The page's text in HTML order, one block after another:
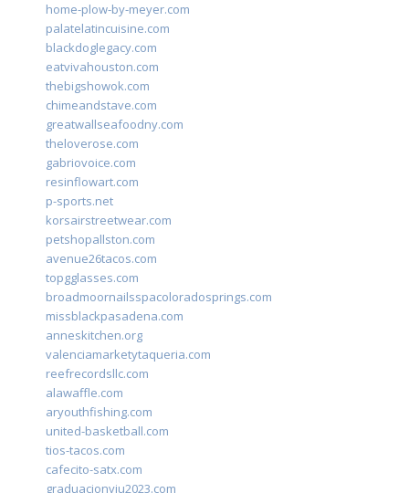
home-plow-by-meyer.com
palatelatincuisine.com
blackdoglegacy.com
eatvivahouston.com
thebigshowok.com
chimeandstave.com
greatwallseafoodny.com
theloverose.com
gabriovoice.com
resinflowart.com
p-sports.net
korsairstreetwear.com
petshopallston.com
avenue26tacos.com
topgglasses.com
broadmoornailsspacoloradosprings.com
missblackpasadena.com
anneskitchen.org
valenciamarketytaqueria.com
reefrecordsllc.com
alawaffle.com
aryouthfishing.com
united-basketball.com
tios-tacos.com
cafecito-satx.com
graduacionviu2023.com